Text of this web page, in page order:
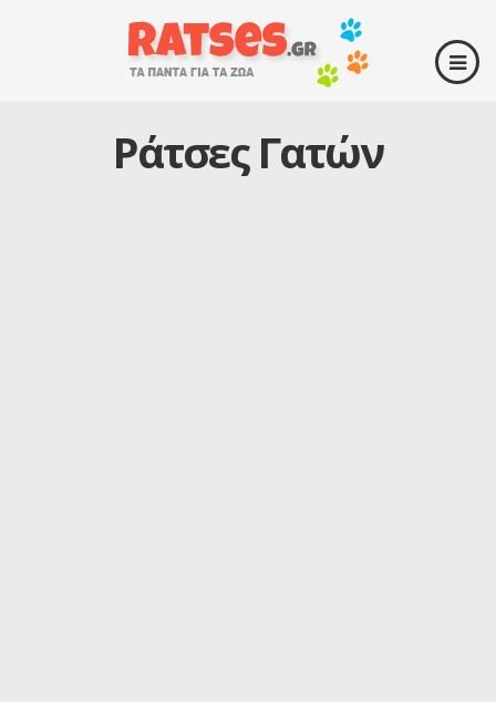
Ράτσες Γατών